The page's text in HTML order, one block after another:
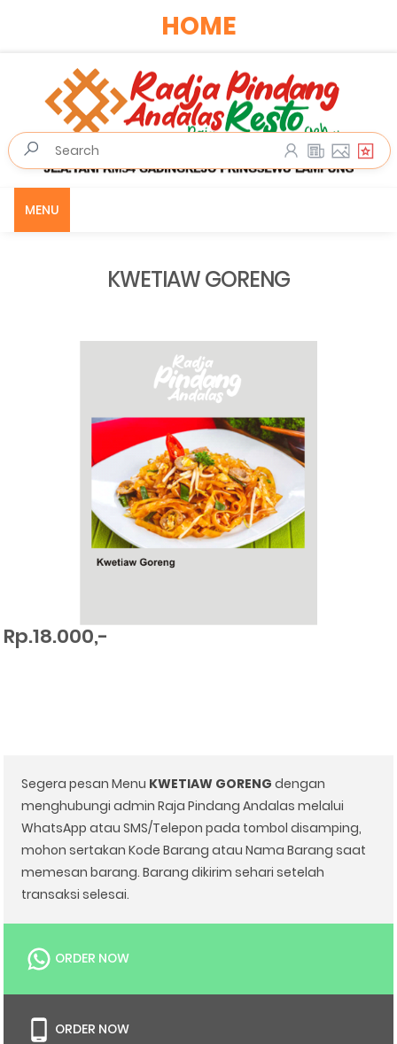
HOME
MENU
KWETIAW GORENG
Rp.18.000,-
Segera pesan Menu KWETIAW GORENG dengan
menghubungi admin Raja Pindang Andalas melalui
WhatsApp atau SMS/Telepon pada tombol disamping,
mohon sertakan Kode Barang atau Nama Barang saat
memesan barang. Barang dikirim sehari setelah
transaksi selesai.
ORDER NOW
ORDER NOW